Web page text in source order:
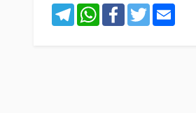
Telegram
WhatsAppFacebookTwitterEmail